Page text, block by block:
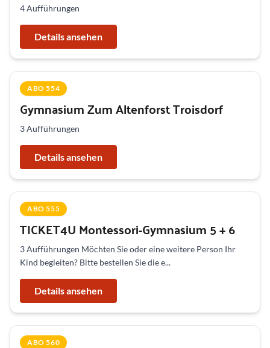
4 Aufführungen
Details ansehen
ABO 554
Gymnasium Zum Altenforst Troisdorf
3 Aufführungen
Details ansehen
ABO 555
TICKET4U Montessori-Gymnasium 5 + 6
3 Aufführungen Möchten Sie oder eine weitere Person Ihr
Kind begleiten? Bitte bestellen Sie die e...
Details ansehen
ABO 560